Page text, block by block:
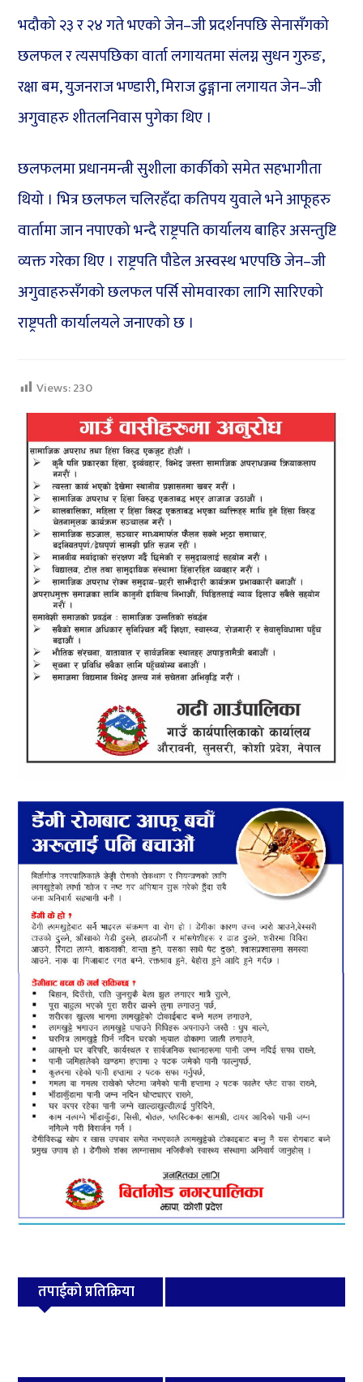
भदौको २३ र २४ गते भएको जेन–जी प्रदर्शनपछि सेनासँगको
छलफल र त्यसपछिका वार्ता लगायतमा संलग्न सुधन गुरुङ,
रक्षा बम, युजनराज भण्डारी, मिराज ढुङ्गाना लगायत जेन–जी
अगुवाहरु शीतलनिवास पुगेका थिए ।
छलफलमा प्रधानमन्त्री सुशीला कार्कीको समेत सहभागीता
थियो । भित्र छलफल चलिरहँदा कतिपय युवाले भने आफूहरु
वार्तामा जान नपाएको भन्दै राष्ट्रपति कार्यालय बाहिर असन्तुष्टि
व्यक्त गरेका थिए । राष्ट्रपति पौडेल अस्वस्थ भएपछि जेन–जी
अगुवाहरुसँगको छलफल पर्सि सोमवारका लागि सारिएको
राष्ट्रपती कार्यालयले जनाएको छ ।
Views:230
तपाईको प्रतिक्रिया